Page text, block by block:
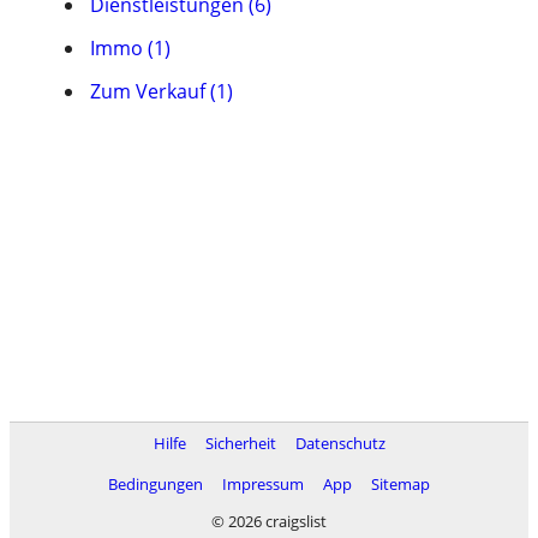
Immo (1)
Zum Verkauf (1)
Hilfe Sicherheit
Datenschutz
Bedingungen
Impressum App
Sitemap
© 2026 craigslist